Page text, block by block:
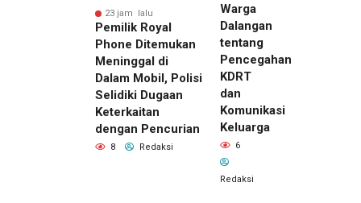
23 jam lalu
Pemilik Royal
Phone Ditemukan
Meninggal di
Dalam Mobil, Polisi
Selidiki Dugaan
Keterkaitan
dengan Pencurian
8 Redaksi
Warga
Dalangan
tentang
Pencegahan
KDRT
dan
Komunikasi
Keluarga
6
Redaksi